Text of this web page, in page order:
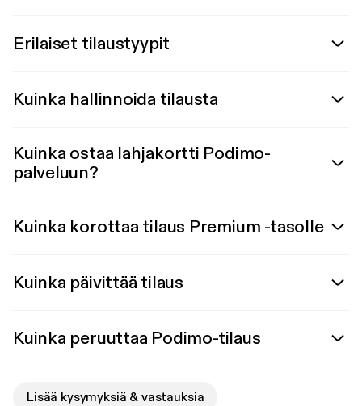
Erilaiset tilaustyypit
Kuinka hallinnoida tilausta
Kuinka ostaa lahjakortti Podimo-
palveluun?
Kuinka korottaa tilaus Premium -tasolle
Kuinka päivittää tilaus
Kuinka peruuttaa Podimo-tilaus
Lisää kysymyksiä & vastauksia